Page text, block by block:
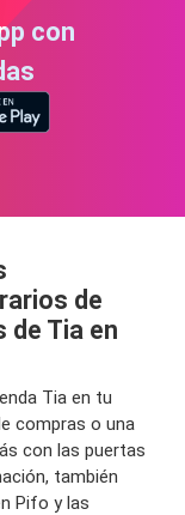
con
de
Tia en
Tia en tu
compras o una
con las puertas
también
Pifo y las